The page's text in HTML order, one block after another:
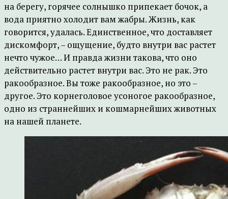
на берегу, горячее солнышко припекает бочок, а
вода приятно холодит вам жабры. Жизнь, как
говорится, удалась. Единственное, что доставляет
дискомфорт, – ощущение, будто внутри вас растет
нечто чужое… И правда жизни такова, что оно
действительно растет внутри вас. Это не рак. Это
ракообразное. Вы тоже ракообразное, но это –
другое. Это корнеголовое усоногое ракообразное,
одно из страннейших и кошмарнейших животных
на нашей планете.